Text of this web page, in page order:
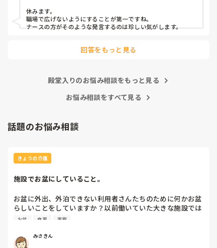
休みます。
職場で広げないようにすることが第一ですね。
ナースの方がそのような発言するのは珍しい気がします。
回答をもっと見る
殿堂入りのお悩み相談をもっと見る
お悩み相談をすべて見る
話題のお悩み相談
きょうの介護
施設でお盆にしていること。
お盆に外出、外泊できない利用者さんたちのために何かお盆
らしいことをしていますか？以前働いていた大きな施設では
実際に住職さんを呼びご焼香できるようにそれ用のスペース
族が面会に来る…などでした。お盆まであと少しです。何か
していることがあればぜひシェアよろしくお願いします。
お盆 食事 家族
みさきん